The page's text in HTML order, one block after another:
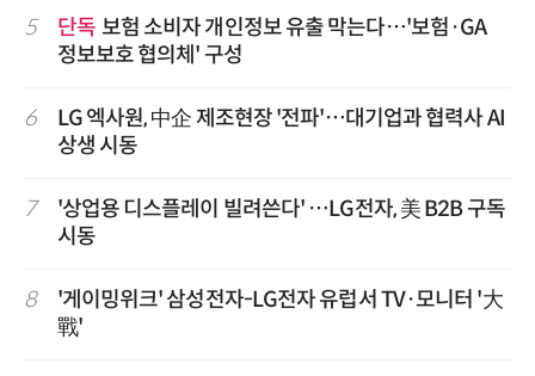
5 단독 보험 소비자 개인정보 유출 막는다…'보험·GA
정보보호 협의체' 구성
6
LG 엑사원, 中企 제조현장 '전파'…대기업과 협력사 AI
상생 시동
7
'상업용 디스플레이 빌려쓴다' …LG전자, 美 B2B 구독
시동
8
'게이밍위크' 삼성전자-LG전자 유럽서 TV·모니터 '大
戰'